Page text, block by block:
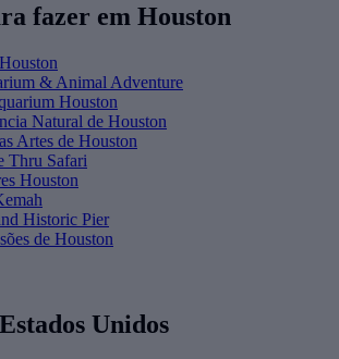
fazer em Houston
& Animal Adventure
Houston
Natural de Houston
Artes de Houston
Thru Safari
Houston
Historic Pier
de Houston
Unidos